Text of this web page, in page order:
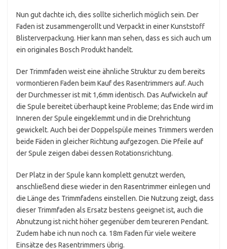
Nun gut dachte ich, dies sollte sicherlich möglich sein. Der
Faden ist zusammengerollt und Verpackt in einer Kunststoff
Blisterverpackung. Hier kann man sehen, dass es sich auch um
ein originales Bosch Produkt handelt.
Der Trimmfaden weist eine ähnliche Struktur zu dem bereits
vormontieren Faden beim Kauf des Rasentrimmers auf. Auch
der Durchmesser ist mit 1,6mm identisch. Das Aufwickeln auf
die Spule bereitet überhaupt keine Probleme; das Ende wird im
Inneren der Spule eingeklemmt und in die Drehrichtung
gewickelt. Auch bei der Doppelspüle meines Trimmers werden
beide Fäden in gleicher Richtung aufgezogen. Die Pfeile auf
der Spule zeigen dabei dessen Rotationsrichtung.
Der Platz in der Spule kann komplett genutzt werden,
anschließend diese wieder in den Rasentrimmer einlegen und
die Länge des Trimmfadens einstellen. Die Nutzung zeigt, dass
dieser Trimmfaden als Ersatz bestens geeignet ist, auch die
Abnutzung ist nicht höher gegenüber dem teureren Pendant.
Zudem habe ich nun noch ca. 18m Faden für viele weitere
Einsätze des Rasentrimmers übrig.